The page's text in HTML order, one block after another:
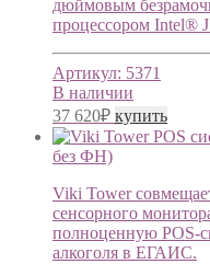
дюймовым
процессором Intel®
Артикул: 5371
В наличии
37 620₽ купить
без ФН)
Viki Tower
сенсорного
полноценную POS-
алкоголя в ЕГАИС.